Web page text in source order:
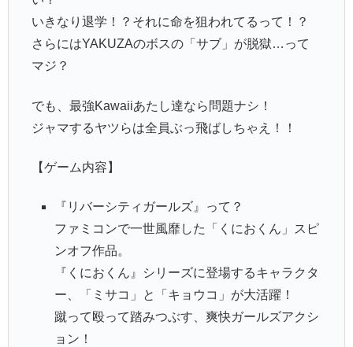
いきなり退学！？それに命を狙われてるって！？
さらにはYAKUZAのボスの「サブ」が脱獄…って
マジ？
でも、最強Kawaiiあたし達なら問題ナシ！
ジャマするヤツらは全員ぶっ飛ばしちゃえ！！
【ゲーム内容】
『リバーシティガールズ』って？
ファミコンで一世風靡した「くにおくん」スピ
ンオフ作品。
『くにおくん』シリーズに登場するキャラクタ
ー、「ミサコ」と「キョウコ」が大活躍！
蹴って殴って踏みつぶす、爽快ガールズアクシ
ョン！